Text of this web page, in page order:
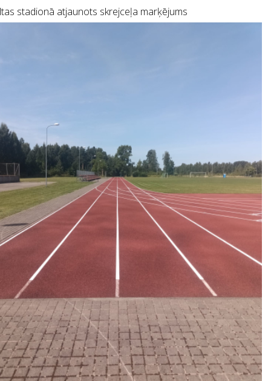
stadionā atjaunots skrejceļa marķējums